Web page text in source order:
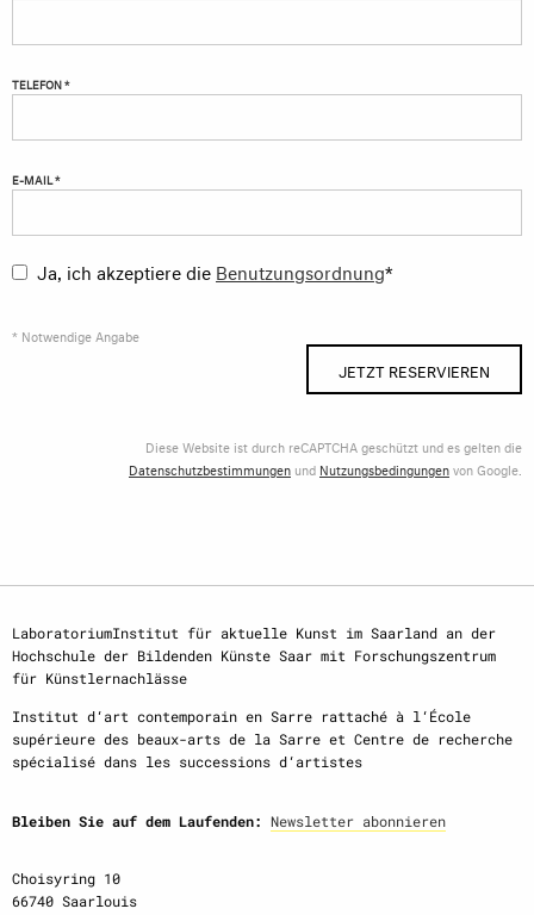
TELEFON *
E-MAIL *
Ja, ich akzeptiere die Benutzungsordnung*
* Notwendige Angabe
JETZT RESERVIEREN
Diese Website ist durch reCAPTCHA geschützt und es gelten die
Datenschutzbestimmungen und Nutzungsbedingungenvon Google.
LaboratoriumInstitut für aktuelle Kunst im Saarland an der
Hochschule der Bildenden Künste Saar mit Forschungszentrum
für Künstlernachlässe
Institut d‘art contemporain en Sarre rattaché à l‘École
supérieure des beaux-arts de la Sarre et Centre de recherche
spécialisé dans les successions d‘artistes
Bleiben Sie auf dem Laufenden: Newsletter abonnieren
Choisyring 10
66740 Saarlouis